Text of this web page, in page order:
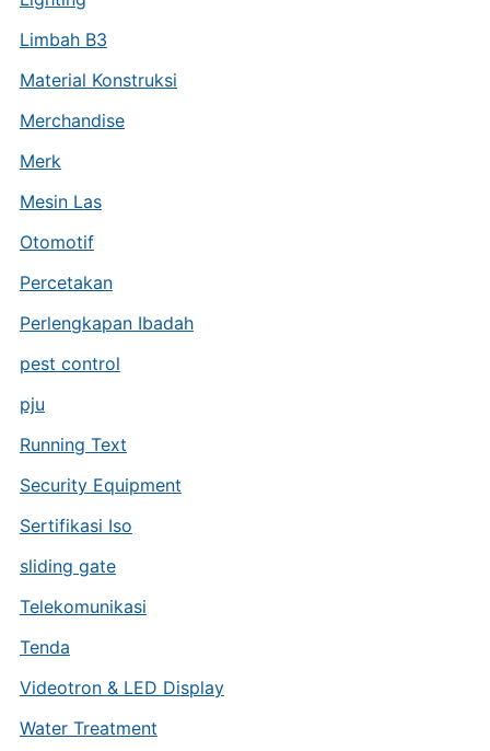
Limbah B3
Material Konstruksi
Merchandise
Merk
Mesin Las
Otomotif
Percetakan
Perlengkapan Ibadah
pest control
pju
Running Text
Security Equipment
Sertifikasi Iso
sliding gate
Telekomunikasi
Tenda
Videotron & LED Display
Water Treatment